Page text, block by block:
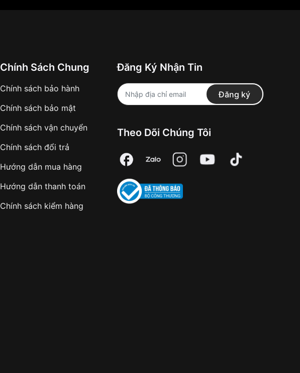
Chính Sách Chung
Chính sách bảo hành
Chính sách bảo mật
Chính sách vận chuyển
Chính sách đổi trả
Hướng dẫn mua hàng
Hướng dẫn thanh toán
Chính sách kiểm hàng
Đăng Ký Nhận Tin
Đăng ký
Theo Dõi Chúng Tôi